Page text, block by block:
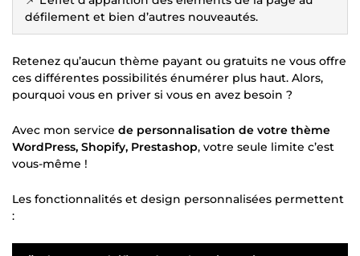
défilement et bien d’autres nouveautés.
Retenez qu’aucun thème payant ou gratuits ne vous offre
ces différentes possibilités énumérer plus haut. Alors,
pourquoi vous en priver si vous en avez besoin ?
Avec mon service de personnalisation de votre thème
WordPress, Shopify, Prestashop, votre seule limite c’est
vous-même !
Les fonctionnalités et design personnalisées permettent
: